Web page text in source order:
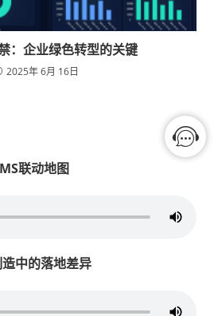
：企业绿色转型的关键
2025年 6月 16日
联动地图
中的落地差异